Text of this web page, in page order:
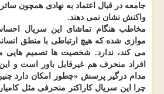
جامعه در قبال اعتماد به نهادی همچون
واکنش نشان نمی دهند.
مخاطب هنگام تماشای این سریال
موازی شده که هیچ ارتباطی با منطق
می کند، ندارد. شخصیت ها تصمیم هایی
افراد منحرف هم غیرقابل باور است و
مدام درگیر پرسش «چطور امکان دارد
چرا این سریال کاراکتر منحرفی مثل